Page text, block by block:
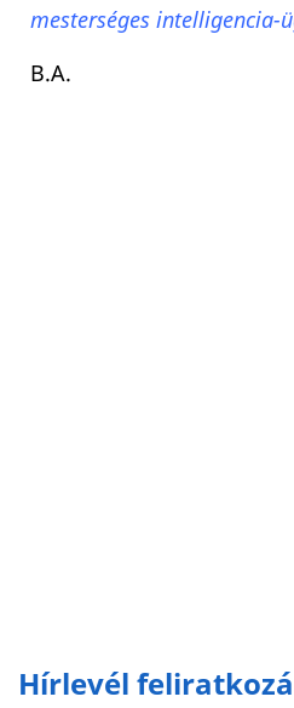
mesterséges intelligencia-
B.A.
Hírlevél